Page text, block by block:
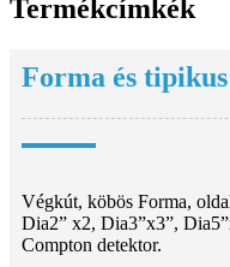
Termékcímkék
Forma és
Végkút, köbös Forma,
Dia2” x2, Dia3”x3”,
Compton detektor.